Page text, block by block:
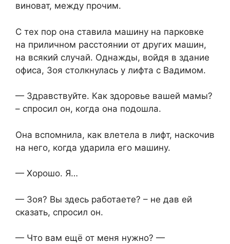
виноват, между прочим.
С тех пор она ставила машину на парковке
на приличном расстоянии от других машин,
на всякий случай. Однажды, войдя в здание
офиса, Зоя столкнулась у лифта с Вадимом.
— Здравствуйте. Как здоровье вашей мамы?
– спросил он, когда она подошла.
Она вспомнила, как влетела в лифт, наскочив
на него, когда ударила его машину.
— Хорошо. Я…
— Зоя? Вы здесь работаете? – не дав ей
сказать, спросил он.
— Что вам ещё от меня нужно? —